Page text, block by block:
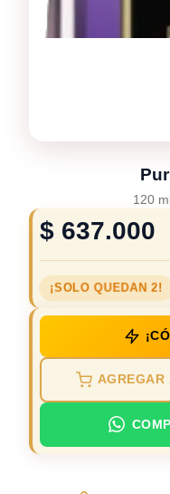
120
$ 637.000
¡SOLO QUEDAN 2!
AGREGAR